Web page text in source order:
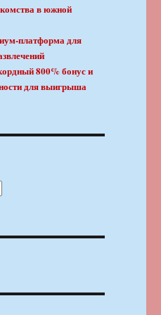
в южной
платформа для
800% бонус и
для выигрыша